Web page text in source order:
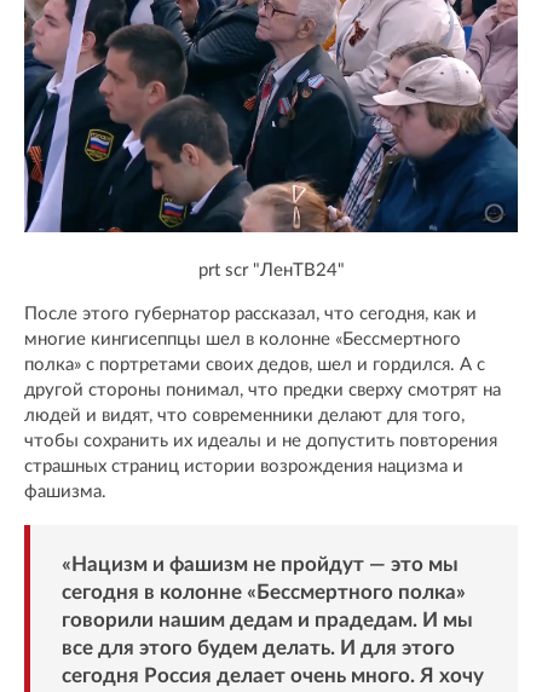
prt scr "ЛенТВ24"
После этого губернатор рассказал, что сегодня, как и
многие кингисеппцы шел в колонне «Бессмертного
полка» с портретами своих дедов, шел и гордился. А с
другой стороны понимал, что предки сверху смотрят на
людей и видят, что современники делают для того,
чтобы сохранить их идеалы и не допустить повторения
страшных страниц истории возрождения нацизма и
фашизма.
«Нацизм и фашизм не пройдут — это мы
сегодня в колонне «Бессмертного полка»
говорили нашим дедам и прадедам. И мы
все для этого будем делать. И для этого
сегодня Россия делает очень много. Я хочу